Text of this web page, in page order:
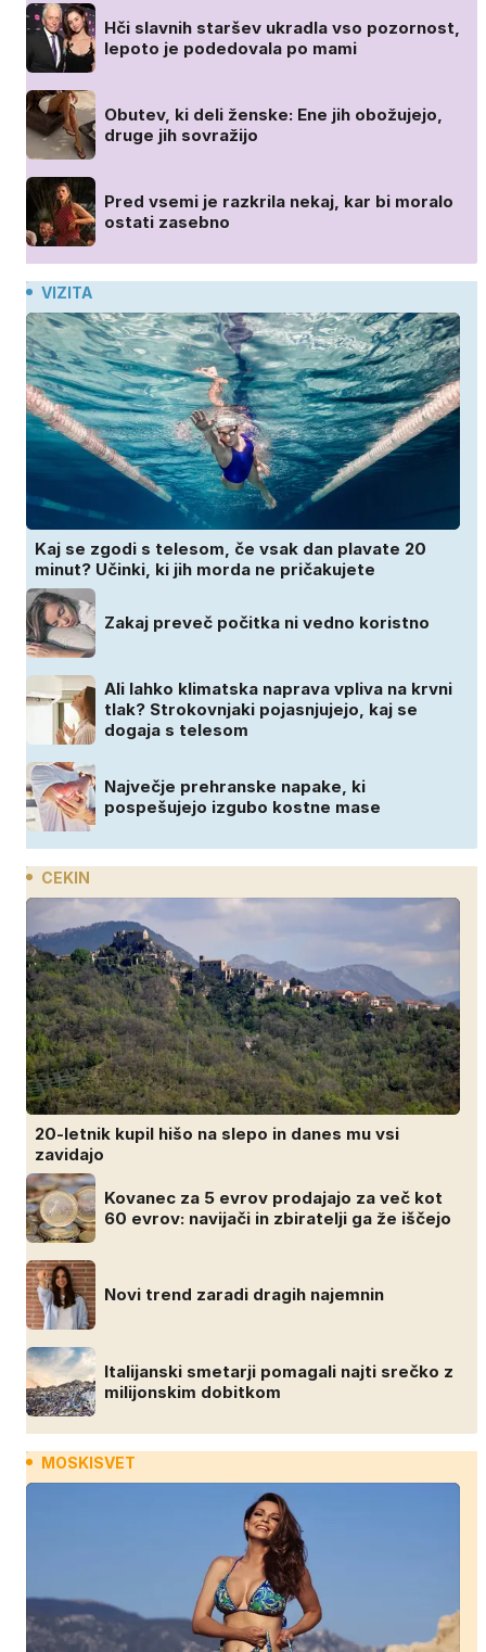
Hči slavnih staršev ukradla vso pozornost,
lepoto je podedovala po mami
Obutev, ki deli ženske: Ene jih obožujejo,
druge jih sovražijo
Pred vsemi je razkrila nekaj, kar bi moralo
ostati zasebno
VIZITA
Kaj se zgodi s telesom, če vsak dan plavate 20
minut? Učinki, ki jih morda ne pričakujete
Zakaj preveč počitka ni vedno koristno
Ali lahko klimatska naprava vpliva na krvni
tlak? Strokovnjaki pojasnjujejo, kaj se
dogaja s telesom
Največje prehranske napake, ki
pospešujejo izgubo kostne mase
CEKIN
20-letnik kupil hišo na slepo in danes mu vsi
zavidajo
Kovanec za 5 evrov prodajajo za več kot
60 evrov: navijači in zbiratelji ga že iščejo
Novi trend zaradi dragih najemnin
Italijanski smetarji pomagali najti srečko z
milijonskim dobitkom
MOSKISVET